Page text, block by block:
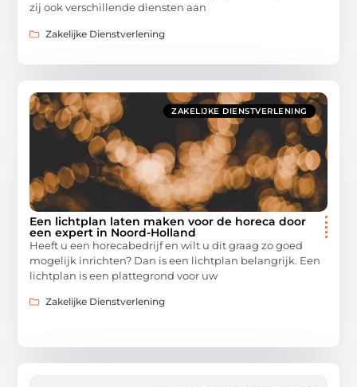
zij ook verschillende diensten aan
Zakelijke Dienstverlening
ZAKELIJKE DIENSTVERLENING
Een lichtplan laten maken voor de horeca door
een expert in Noord-Holland
Heeft u een horecabedrijf en wilt u dit graag zo goed
mogelijk inrichten? Dan is een lichtplan belangrijk. Een
lichtplan is een plattegrond voor uw
Zakelijke Dienstverlening